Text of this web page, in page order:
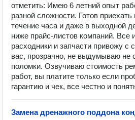
отметить: Имею 6 летний опыт
разной сложности. Готов приехать
течение часа и даже в
ниже прайс-листов компаний. Все
расходники и запчасти привожу с
вас, прозрачно, не выдумываю не
поломки. Озвучиваю стоимость
работ, вы платите только если
гарантию и чек, все честно и
Замена дренажного поддона